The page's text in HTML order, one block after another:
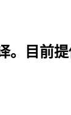
。目前提